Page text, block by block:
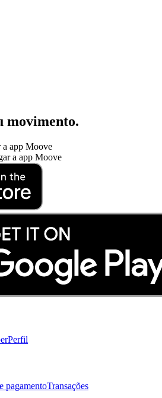
movimento.
a app Moove
Perfil
pagamentoTransações